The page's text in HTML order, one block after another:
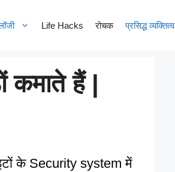
Life Hacks रोचक प्रसिद्ध व्यक्तित्व
कमाते हैं |
के Security system में